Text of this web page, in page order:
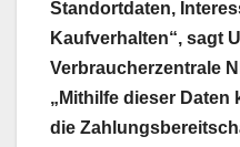
Standortdaten,
Kaufverhalten“, sagt
Verbraucherzentrale
„Mithilfe dieser Daten
die